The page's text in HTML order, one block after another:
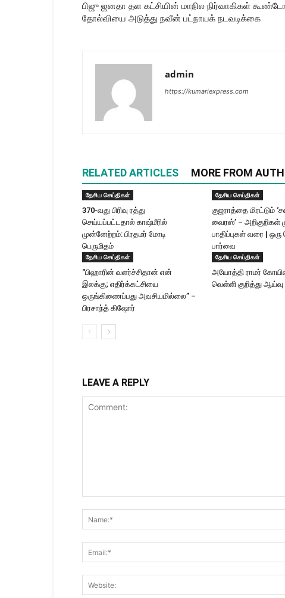
பிஜு ஜனதா தள கட்சியின் மாநில நிர்வாகிகள்
தோல்வியை அடுத்து நவீன் பட்நாயக் நடவடிக்கை
admin
https://kumariexpress.com
RELATED ARTICLES MORE FROM
தேசிய செய்திகள்
370-வது பிரிவு ரத்து
செய்யப்பட்டதால் காஷ்மீரில்
முன்னேற்றம்: பிரதமர் மோடி
பெருமிதம்
தேசிய செய்திகள்
குஜராத்தை மிரட்டும்
வைரஸ்’ – அறிகுறிகள்
பாதிப்புகள் வரை | ஒரு
பார்வை
தேசிய செய்திகள்
“பிஹாரின் வளர்ச்சிதான் என்
இலக்கு; எதிர்க்கட்சியை
ஒருங்கிணைப்பது அவசியமில்லை” –
பிரசாந்த் கிஷோர்
தேசிய செய்திகள்
அயோத்தி ராமர்
வெள்ளி குறித்து ஆய்வு
LEAVE A REPLY